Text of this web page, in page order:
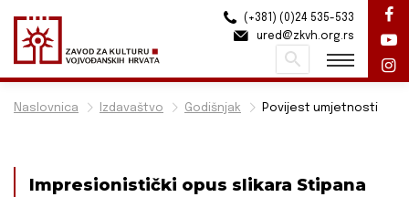
Naslovnica Izdavaštvo Godišnjak Povijest umjetnosti
Impresionistički opus slikara Stipana
(+381) (0)24 535-533
ured@zkvh.org.rs
Pretraži